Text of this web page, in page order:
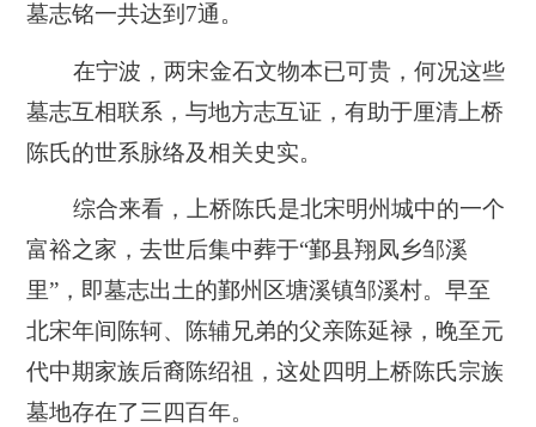
墓志铭一共达到7通。
在宁波，两宋金石文物本已可贵，何况这些
墓志互相联系，与地方志互证，有助于厘清上桥
陈氏的世系脉络及相关史实。
综合来看，上桥陈氏是北宋明州城中的一个
富裕之家，去世后集中葬于“鄞县翔凤乡邹溪
里”，即墓志出土的鄞州区塘溪镇邹溪村。早至
北宋年间陈轲、陈辅兄弟的父亲陈延禄，晚至元
代中期家族后裔陈绍祖，这处四明上桥陈氏宗族
墓地存在了三四百年。